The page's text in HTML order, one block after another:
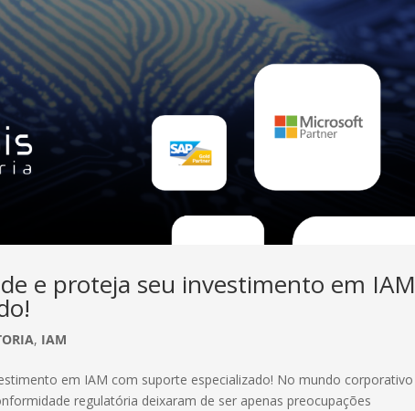
e proteja seu investimento em IAM
, IAM
em IAM com suporte especializado! No mundo corporativo
regulatória deixaram de ser apenas preocupações